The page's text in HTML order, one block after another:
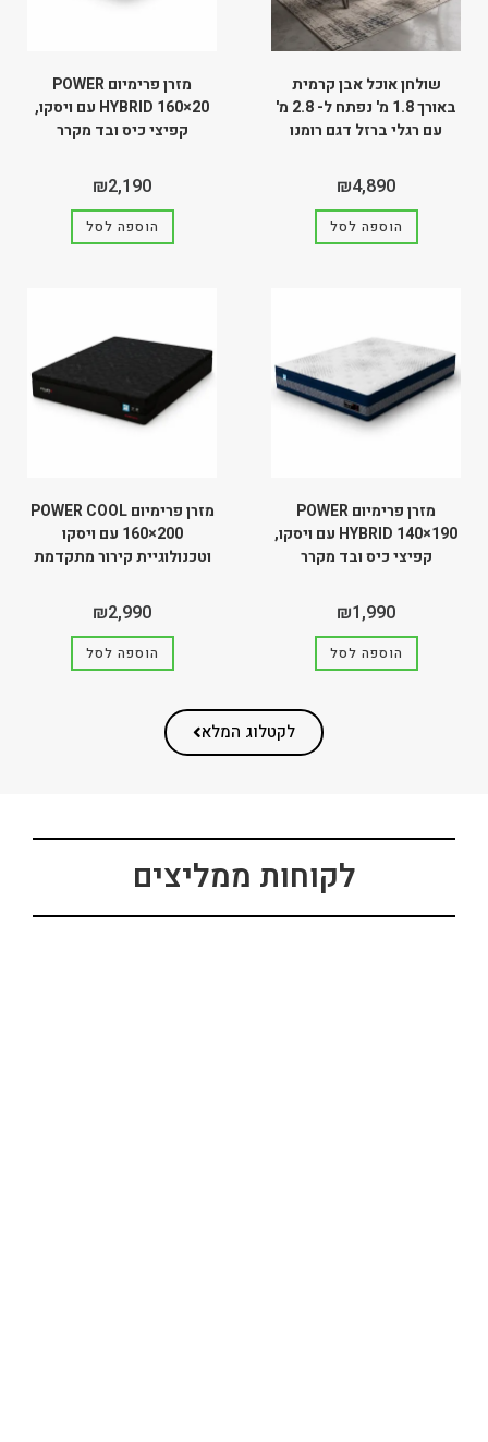
שולחן אוכל אבן קרמית
באורך 1.8 מ' נפתח ל- 2.8 מ'
עם רגלי ברזל דגם רומנו
₪4,890
הוספה לסל
מזרן פרימיום POWER
HYBRID 160×20 עם ויסקו,
קפיצי כיס ובד מקרר
₪2,190
הוספה לסל
מזרן פרימיום POWER
HYBRID 140×190 עם ויסקו,
קפיצי כיס ובד מקרר
₪1,990
הוספה לסל
מזרן פרימיום POWER COOL
160×200 עם ויסקו
וטכנולוגיית קירור מתקדמת
₪2,990
הוספה לסל
לקטלוג המלא
לקוחות ממליצים​